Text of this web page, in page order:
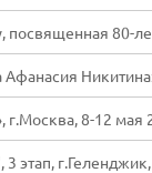
посвященная 80-
8-12 мая
этап,